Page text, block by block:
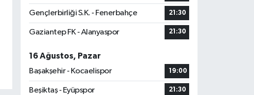
Gençlerbirliği S.K. - Fenerbahçe 21:30
Gaziantep FK - Alanyaspor 21:30
16 Ağustos, Pazar
Başakşehir - Kocaelispor
19:00
Beşiktaş - Eyüpspor 21:30